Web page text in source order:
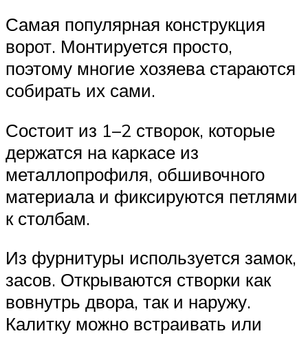
Самая популярная конструкция
ворот. Монтируется просто,
поэтому многие хозяева стараются
собирать их сами.
Состоит из 1–2 створок, которые
держатся на каркасе из
металлопрофиля, обшивочного
материала и фиксируются петлями
к столбам.
Из фурнитуры используется замок,
засов. Открываются створки как
вовнутрь двора, так и наружу.
Калитку можно встраивать или